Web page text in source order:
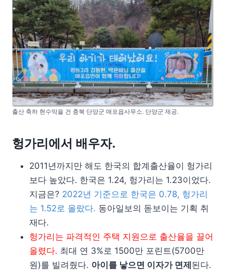
출산 축하 현수막을 건 충북 단양군 매포읍사무소. 단양군 제공.
헝가리에서 배우자.
2011년까지만 해도 한국의 합계출산율이 헝가리
보다 높았다. 한국은 1.24, 헝가리는 1.23이었다.
지금은? 2022년 기준으로 한국은 0.78, 헝가리
는 1.52로 올랐다. 동아일보의 돋보이는 기획 취
재다.
헝가리는 파격적인 주택 지원으로 출산율을 끌어
올렸다. 최대 연 3%로 1500만 포린트(5700만
원)를 빌려줬다. 아이를 낳으면 이자가 면제된다.